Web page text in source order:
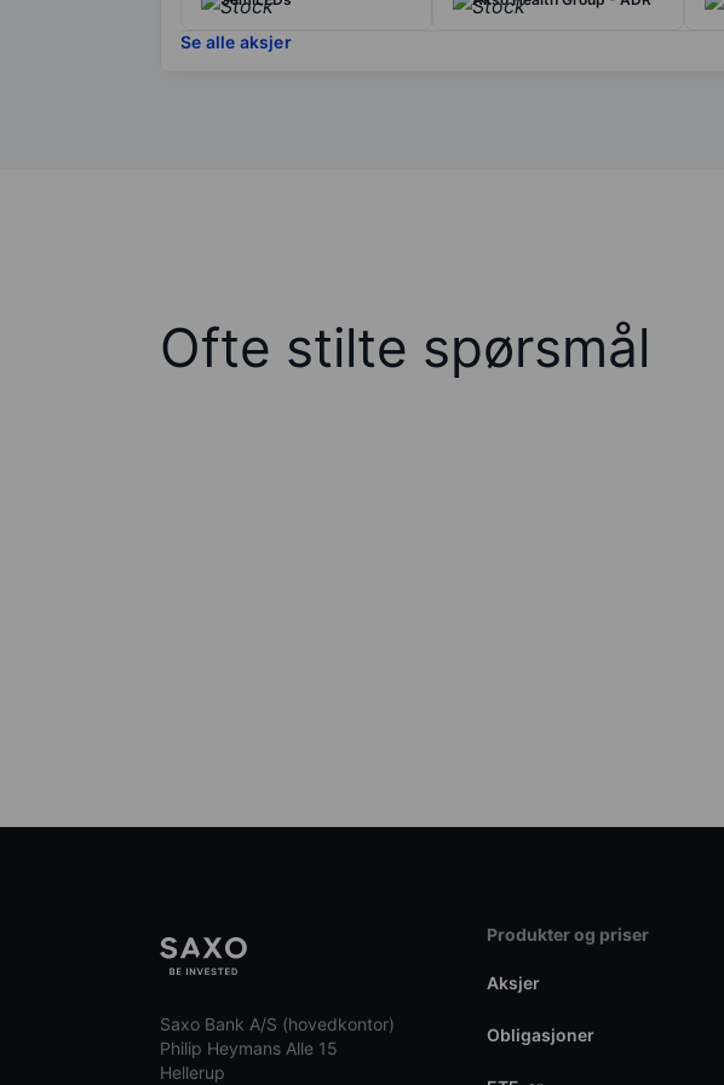
Se alle aksjer
Ofte stilte spørsmål
Saxo Bank A/S (hovedkontor)
Philip Heymans Alle 15
Hellerup
Produkter og priser
Aksjer
Obligasjoner